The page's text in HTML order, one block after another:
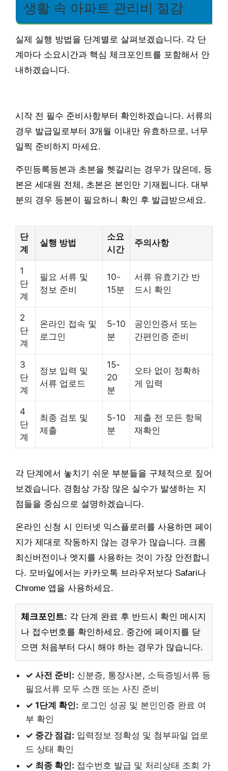
생활 속 아파트 관리비 절감
실제 실행 방법을 단계별로 살펴보겠습니다. 각 단
계마다 소요시간과 핵심 체크포인트를 포함해서 안
내하겠습니다.
시작 전 필수 준비사항부터 확인하겠습니다. 서류의
경우 발급일로부터 3개월 이내만 유효하므로, 너무
일찍 준비하지 마세요.
주민등록등본과 초본을 헷갈리는 경우가 많은데, 등
본은 세대원 전체, 초본은 본인만 기재됩니다. 대부
분의 경우 등본이 필요하니 확인 후 발급받으세요.
단
계
실행 방법
소요
시간
주의사항
1
단
계
필요 서류 및
정보 준비
10-
15분
서류 유효기간 반
드시 확인
2
단
계
온라인 접속 및
로그인
5-10
분
공인인증서 또는
간편인증 준비
3
단
계
정보 입력 및
서류 업로드
15-
20
분
오타 없이 정확하
게 입력
4
단
계
최종 검토 및
제출
5-10
분
제출 전 모든 항목
재확인
각 단계에서 놓치기 쉬운 부분들을 구체적으로 짚어
보겠습니다. 경험상 가장 많은 실수가 발생하는 지
점들을 중심으로 설명하겠습니다.
온라인 신청 시 인터넷 익스플로러를 사용하면 페이
지가 제대로 작동하지 않는 경우가 많습니다. 크롬
최신버전이나 엣지를 사용하는 것이 가장 안전합니
다. 모바일에서는 카카오톡 브라우저보다 Safari나
Chrome 앱을 사용하세요.
체크포인트: 각 단계 완료 후 반드시 확인 메시지
나 접수번호를 확인하세요. 중간에 페이지를 닫
으면 처음부터 다시 해야 하는 경우가 많습니다.
✓ 사전 준비: 신분증, 통장사본, 소득증빙서류 등
필요서류 모두 스캔 또는 사진 준비
✓ 1단계 확인: 로그인 성공 및 본인인증 완료 여
부 확인
✓ 중간 점검: 입력정보 정확성 및 첨부파일 업로
드 상태 확인
✓ 최종 확인: 접수번호 발급 및 처리상태 조회 가